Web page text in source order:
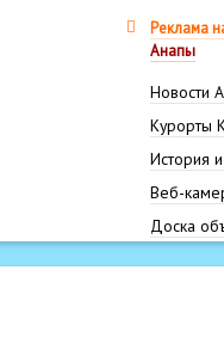
Реклама
Анапы
Новости
Курорты
История
Веб-
Доска